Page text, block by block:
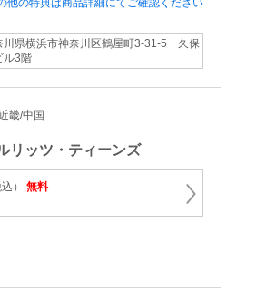
他の特典は商品詳細にてご確認ください
川県横浜市神奈川区鶴屋町3-31-5 久保
ル3階
畿/中国
リッツ・ティーンズ
） 無料